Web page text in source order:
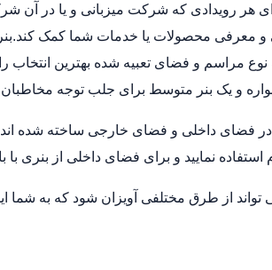
هر رویدادی که شرکت میزبانی و یا در آن
و معرفی محصولات یا خدمات شما کمک
نوع مراسم و فضای تعبیه شده بهترین انتخاب
و یک بنر متوسط برای جلب توجه
در فضای داخلی و فضای خارجی ساخته شده
استفاده نمایید و برای فضای داخلی از بنری با
تواند از طرق مختلفی آویزان شود که به شما